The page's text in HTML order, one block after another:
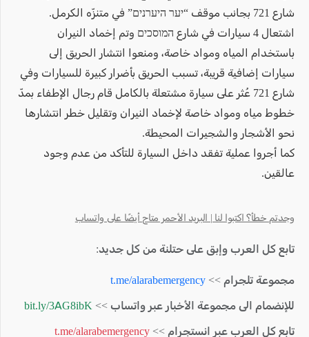
شارع 721 بجانب موقف “יער היערנים” في متنزّه الكرمل.
اشتعال 4 سيارات في شارع המוסכים وتم إخماد النيران
باستخدام المياه ومواد خاصة، ومنعوا انتشار الحريق إلى
سيارات إضافية قريبة، تسبب الحريق بأضرار كبيرة للسيارات وفي
شارع 721 عُثر على سيارة مشتعلة بالكامل قام رجال الإطفاء بمدّ
خطوط مياه ومواد خاصة لإخماد النيران وتقليل خطر انتشارها
نحو الأشجار والشجيرات المحيطة.
كما أجروا عملية تفقد داخل السيارة للتأكد من عدم وجود
عالقين.
وجدتم خطأ؟ اكتبوا لنا | البريد الأحمر متاح أيضًا على واتساب
تابع كل العرب وإبق على حتلنة من كل جديد:
مجموعة تلجرام >> t.me/alarabemergency
للإنضمام الى مجموعة الأخبار عبر واتساب >> bit.ly/3AG8ibK
تابع كل العرب عبر انستجرام >> t.me/alarabemergency